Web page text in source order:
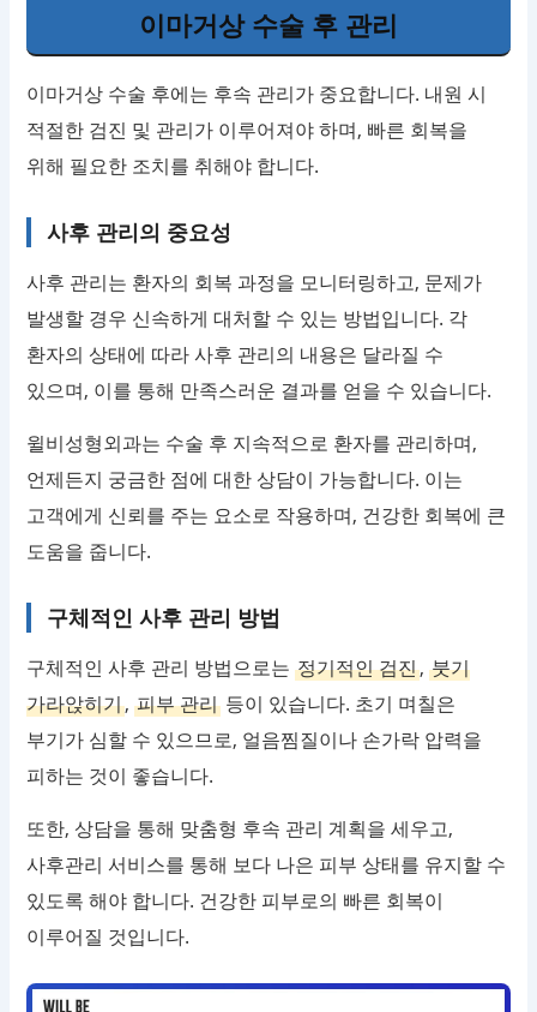
이마거상 수술 후 관리
이마거상 수술 후에는 후속 관리가 중요합니다. 내원 시
적절한 검진 및 관리가 이루어져야 하며, 빠른 회복을
위해 필요한 조치를 취해야 합니다.
사후 관리의 중요성
사후 관리는 환자의 회복 과정을 모니터링하고, 문제가
발생할 경우 신속하게 대처할 수 있는 방법입니다. 각
환자의 상태에 따라 사후 관리의 내용은 달라질 수
있으며, 이를 통해 만족스러운 결과를 얻을 수 있습니다.
윌비성형외과는 수술 후 지속적으로 환자를 관리하며,
언제든지 궁금한 점에 대한 상담이 가능합니다. 이는
고객에게 신뢰를 주는 요소로 작용하며, 건강한 회복에 큰
도움을 줍니다.
구체적인 사후 관리 방법
구체적인 사후 관리 방법으로는정기적인 검진,붓기
가라앉히기,피부 관리 등이 있습니다. 초기 며칠은
부기가 심할 수 있으므로, 얼음찜질이나 손가락 압력을
피하는 것이 좋습니다.
또한, 상담을 통해 맞춤형 후속 관리 계획을 세우고,
사후관리 서비스를 통해 보다 나은 피부 상태를 유지할 수
있도록 해야 합니다. 건강한 피부로의 빠른 회복이
이루어질 것입니다.